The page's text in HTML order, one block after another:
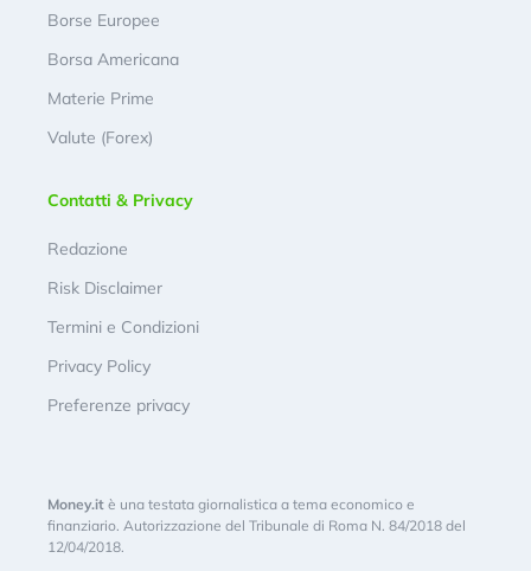
Borse Europee
Borsa Americana
Materie Prime
Valute (Forex)
Contatti & Privacy
Redazione
Risk Disclaimer
Termini e Condizioni
Privacy Policy
Preferenze privacy
Money.it è una testata giornalistica a tema economico e
finanziario. Autorizzazione del Tribunale di Roma N. 84/2018 del
12/04/2018.